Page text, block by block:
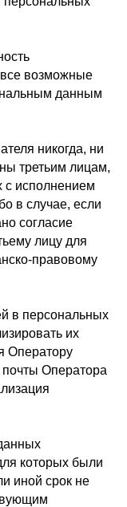
возможные
данным
никогда, ни
третьим лицам,
с исполнением
в случае, если
согласие
лицу для
правовому
в персональных
их
Оператору
Оператора
которых были
иной срок не